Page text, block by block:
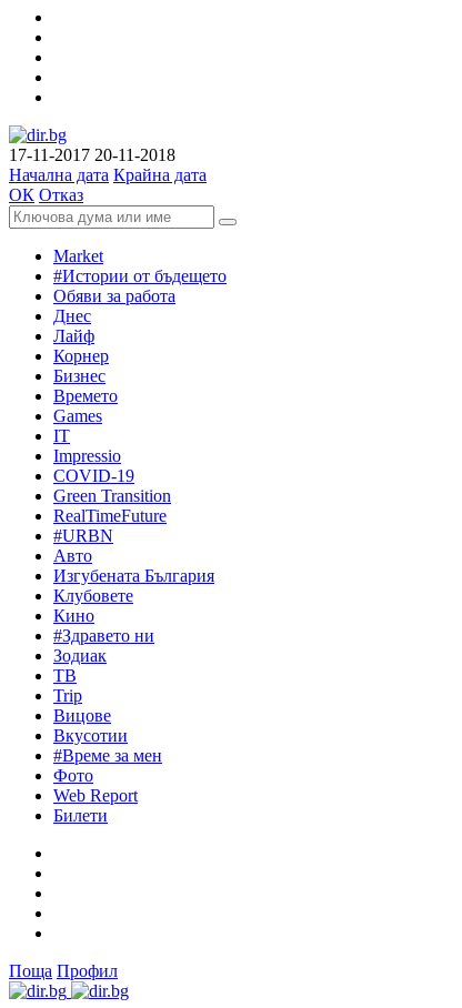
17-11-2017 20-11-2018
Начална дата Крайна дата
ОК Отказ
Market
#Истории от бъдещето
Обяви за работа
Днес
Лайф
Корнер
Бизнес
Времето
Games
IT
Impressio
COVID-19
Green Transition
RealTimeFuture
#URBN
Авто
Изгубената България
Клубовете
Кино
#Здравето ни
Зодиак
ТВ
Trip
Вицове
Вкусотии
#Време за мен
Фото
Web Report
Билети
Поща Профил